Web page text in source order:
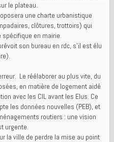
le plateau.
une charte urbanistique
clôtures, trottoirs) qui
spécifique en mairie.
son bureau en rdc, s’il est élu
Le réélaborer au plus vite, du
en matière de logement aidé
avec les CIL avant les Elus. Ce
les données nouvelles (PEB), et
routiers : une vision
urgente.
la ville de perdre la mise au point